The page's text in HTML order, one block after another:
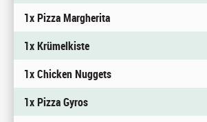
1x Pizza Margherita
1x Krümelkiste
1x Chicken Nuggets
1x Pizza Gyros